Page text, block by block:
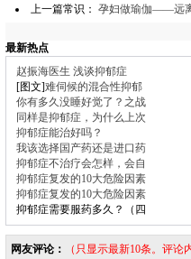
上一篇常识： 孕妇做瑜伽——远
最新热点
赵振海医生 浅谈抑郁症
[图文]难伺候的混合性抑郁
你有多久没睡好觉了？之战
同样是抑郁症，为什么上次
抑郁症能治好吗？
我该选择国产药还是进口药
抑郁症不治疗会怎样，会自
抑郁症复发的10大危险因素
抑郁症复发的10大危险因素
抑郁症需要服药多久？（四
网友评论： （只显示最新10条。评论